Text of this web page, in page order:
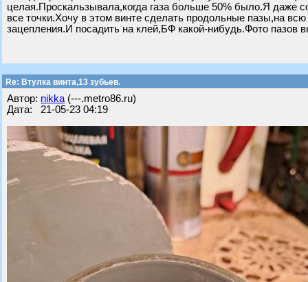
целая.Проскальзывала,когда газа больше 50% было.Я даже
все точки.Хочу в этом винте сделать продольные пазы,на
зацепления.И посадить на клей,БФ какой-нибудь.Фото пазов
Re: Втулка винта,13 зубьев.
Автор: nikka (---.metro86.ru)
Дата: 21-05-23 04:19